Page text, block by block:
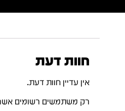
חוות דעת
אין עדיין חוות דעת.
רק משתמשים רשומים אשר